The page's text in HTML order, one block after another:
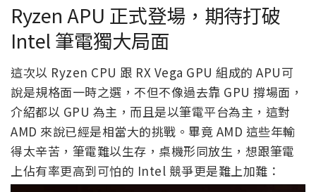
Ryzen APU 正式登場，期待打破
Intel 筆電獨大局面
這次以 Ryzen CPU 跟 RX Vega GPU 組成的 APU可
說是規格面一時之選，不但不像過去靠 GPU 撐場面，
介紹都以 GPU 為主，而且是以筆電平台為主，這對
AMD 來說已經是相當大的挑戰。畢竟 AMD 這些年輸
得太辛苦，筆電難以生存，桌機形同放生，想跟筆電
上佔有率更高到可怕的 Intel 競爭更是難上加難：